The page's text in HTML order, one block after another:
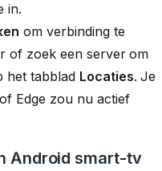
in.
om verbinding te
of zoek een server om
het tabblad Locaties. Je
Edge zou nu actief
Android smart-tv